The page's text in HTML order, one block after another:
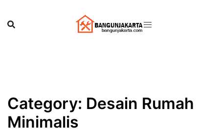
content
Category: Desain Rumah
Minimalis